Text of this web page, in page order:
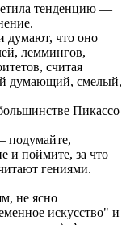
тенденцию —
думают, что оно
леммингов,
считая
думающий, смелый,
Пикассо
подумайте,
и поймите, за что
гениями.
не ясно
искусство" и